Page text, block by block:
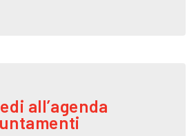
all’agenda